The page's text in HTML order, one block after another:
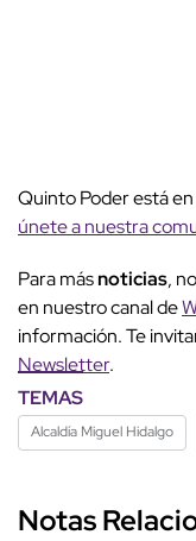
Quinto Poder está
únete a nuestra
Para másnoticias,
en nuestro canal de
información. Te
Newsletter.
TEMAS
Alcaldía Miguel Hidalgo
Notas